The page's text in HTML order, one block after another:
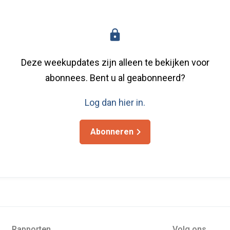
Deze weekupdates zijn alleen te bekijken voor
abonnees. Bent u al geabonneerd?
Log dan hier in.
Abonneren